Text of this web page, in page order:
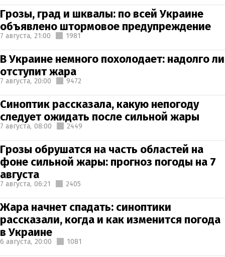
Грозы, град и шквалы: по всей Украине
объявлено штормовое предупреждение
7 августа, 21:00 1981
В Украине немного похолодает: надолго ли
отступит жара
7 августа, 20:00 9472
Синоптик рассказала, какую непогоду
следует ожидать после сильной жары
7 августа, 08:00 2449
Грозы обрушатся на часть областей на
фоне сильной жары: прогноз погоды на 7
августа
7 августа, 06:21 2405
Жара начнет спадать: синоптики
рассказали, когда и как изменится погода
в Украине
6 августа, 20:00 1081